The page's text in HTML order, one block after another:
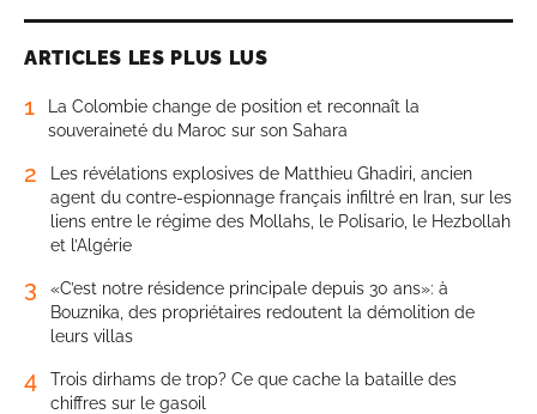
ARTICLES LES PLUS LUS
1
La Colombie change de position et reconnaît la
souveraineté du Maroc sur son Sahara
2
Les révélations explosives de Matthieu Ghadiri, ancien
agent du contre-espionnage français infiltré en Iran, sur les
liens entre le régime des Mollahs, le Polisario, le Hezbollah
et l’Algérie
3
«C’est notre résidence principale depuis 30 ans»: à
Bouznika, des propriétaires redoutent la démolition de
leurs villas
4
Trois dirhams de trop? Ce que cache la bataille des
chiffres sur le gasoil